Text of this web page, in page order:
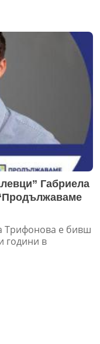
Габриела
Трифонова е бивш
години в